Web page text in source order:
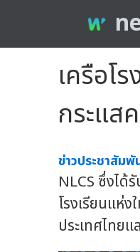
เครือโ
กระแส
ข่าวประชาสัมพั
NLCS ซึ่งไ
โรงเรียนแห่
ประเทศไทยแ